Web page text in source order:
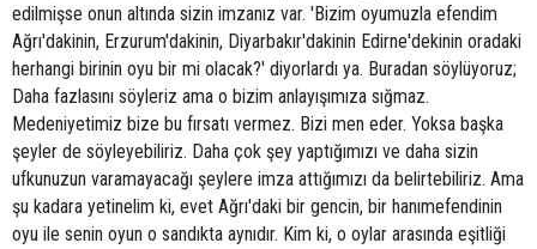
edilmişse onun altında sizin imzanız var. 'Bizim oyumuzla efendim
Ağrı'dakinin, Erzurum'dakinin, Diyarbakır'dakinin Edirne'dekinin oradaki
herhangi birinin oyu bir mi olacak?' diyorlardı ya. Buradan söylüyoruz;
Daha fazlasını söyleriz ama o bizim anlayışımıza sığmaz.
Medeniyetimiz bize bu fırsatı vermez. Bizi men eder. Yoksa başka
şeyler de söyleyebiliriz. Daha çok şey yaptığımızı ve daha sizin
ufkunuzun varamayacağı şeylere imza attığımızı da belirtebiliriz. Ama
şu kadara yetinelim ki, evet Ağrı'daki bir gencin, bir hanımefendinin
oyu ile senin oyun o sandıkta aynıdır. Kim ki, o oylar arasında eşitliği